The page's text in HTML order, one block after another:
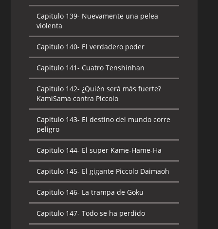
Capitulo 139- Nuevamente una pelea
violenta
Capitulo 140- El verdadero poder
Capitulo 141- Cuatro Tenshinhan
Capitulo 142- ¿Quién será más fuerte?
KamiSama contra Piccolo
Capitulo 143- El destino del mundo corre
peligro
Capitulo 144- El super Kame-Hame-Ha
Capitulo 145- El gigante Piccolo Daimaoh
Capitulo 146- La trampa de Goku
Capitulo 147- Todo se ha perdido